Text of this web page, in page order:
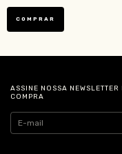
COMPRAR
ASSINE NOSSA
COMPRA